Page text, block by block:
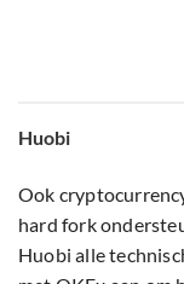
Huobi
Ook
hard fork
Huobi alle